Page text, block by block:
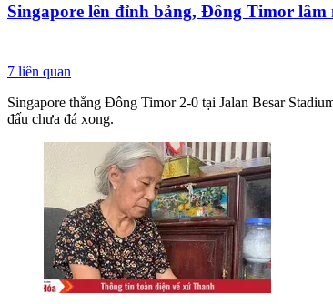
Singapore lên đỉnh bảng, Đông Timor lâm
7 liên quan
Singapore thắng Đông Timor 2-0 tại Jalan Besar
đấu chưa đá xong.